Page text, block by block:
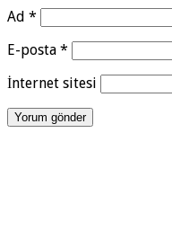
Ad *
E-posta *
İnternet sitesi